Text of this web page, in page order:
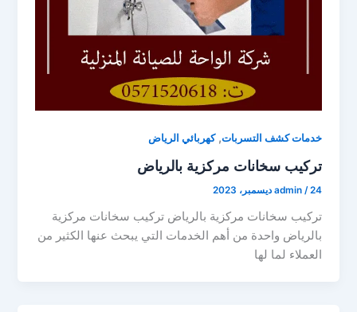
خدمات كشف التسربات,كهربائي الرياض
تركيب سخانات مركزية بالرياض
admin /24 ديسمبر، 2023
تركيب سخانات مركزية بالرياض تركيب سخانات مركزية
بالرياض واحدة من أهم الخدمات التي يبحث عنها الكثير من
العملاء لما لها